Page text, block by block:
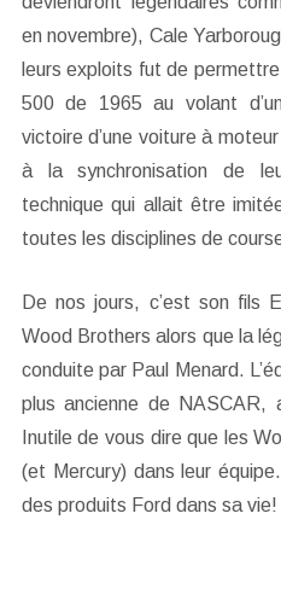
en novembre), Cale
leurs exploits fut de
500 de 1965 au volant
victoire d’une voiture à
à la synchronisation de
technique qui allait être
toutes les disciplines de
De nos jours, c’est son fils
Wood Brothers alors que la
conduite par Paul Menard.
plus ancienne de
Inutile de vous dire que les
(et Mercury) dans leur
des produits Ford dans sa vie!